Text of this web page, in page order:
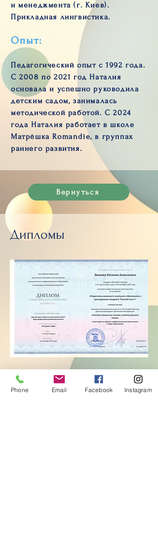
и менеджмента (г. Киев).
Прикладная лингвистика.
Опыт:
Педагогический опыт с 1992 года.
С 2008 по 2021 год Наталия
основала и успешно руководила
детским садом, занималась
методической работой. С 2024
года Наталия работает в школе
Матрёшка Romandie, в группах
раннего развития.
Вернуться
Дипломы
Phone Email Facebook Instagram